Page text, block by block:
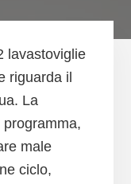
lavastoviglie
riguarda il
La
male
ciclo,